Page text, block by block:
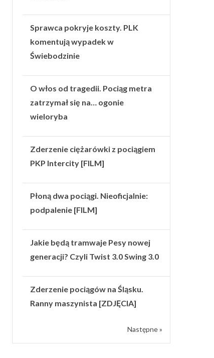
Sprawca pokryje koszty. PLK
komentują wypadek w
Świebodzinie
O włos od tragedii. Pociąg metra
zatrzymał się na… ogonie
wieloryba
Zderzenie ciężarówki z pociągiem
PKP Intercity [FILM]
Płoną dwa pociągi. Nieoficjalnie:
podpalenie [FILM]
Jakie będą tramwaje Pesy nowej
generacji? Czyli Twist 3.0 Swing 3.0
Zderzenie pociągów na Śląsku.
Ranny maszynista [ZDJĘCIA]
Następne »